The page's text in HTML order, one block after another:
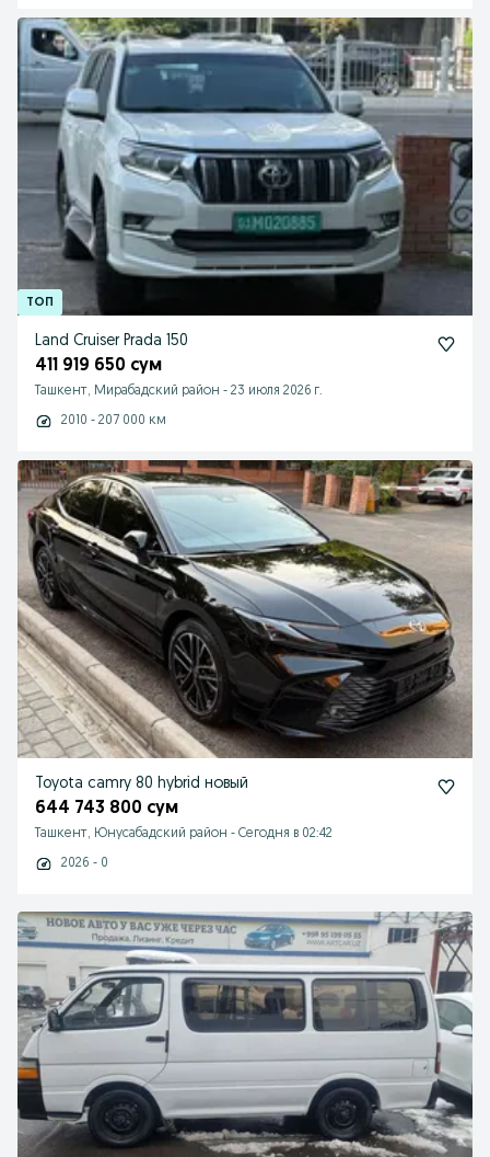
Land Cruiser Prada 150
411 919 650 сум
Ташкент, Мирабадский район - 23 июля 2026 г.
2010 - 207 000 км
Toyota camry 80 hybrid новый
644 743 800 сум
Ташкент, Юнусабадский район - Сегодня в 02:42
2026 - 0